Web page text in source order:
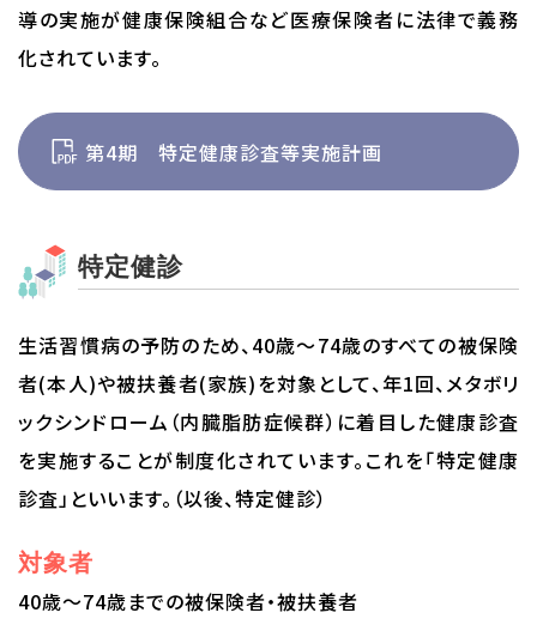
導の実施が健康保険組合など医療保険者に法律で義務
化されています。
第4期 特定健康診査等実施計画
特定健診
生活習慣病の予防のため、40歳～74歳のすべての被保険
者(本人)や被扶養者(家族)を対象として、年1回、メタボリ
ックシンドローム（内臓脂肪症候群）に着目した健康診査
を実施することが制度化されています。これを「特定健康
診査」といいます。（以後、特定健診）
対象者
40歳～74歳までの被保険者・被扶養者